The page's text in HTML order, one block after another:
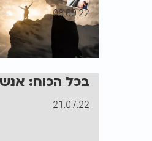
08.09.22
בכל הכוח:
21.07.22